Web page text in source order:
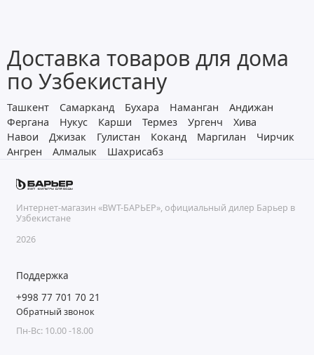
Доставка товаров для дома
по Узбекистану
Ташкент Самарканд Бухара Наманган
Андижан
Фергана
Нукус Карши Термез Ургенч
Хива
Навои
Джизак Гулистан Коканд Маргилан
Чирчик
Ангрен
Алмалык Шахрисабз
Интернет-магазин «BWT-БАРЬЕР», официальный дилер Барьер в
Узбекистане
2026
Поддержка
+998 77 701 70 21
Обратный звонок
Пн-Вс: 10.00 -18.00